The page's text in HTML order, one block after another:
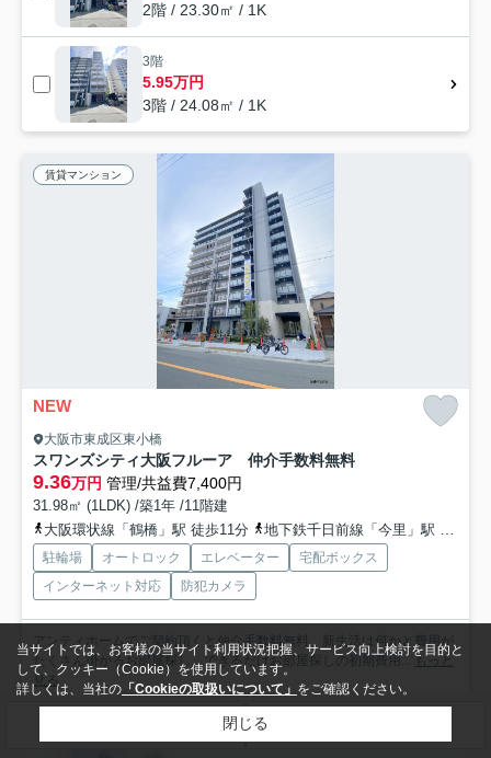
2階 / 23.30㎡ / 1K
3階
5.95万円
3階 / 24.08㎡ / 1K
賃貸マンション
NEW
大阪市東成区東小橋
スワンズシティ大阪フルーア 仲介手数料無料
9.36万円 管理/共益費7,400円
31.98㎡ (1LDK) /築1年 /11階建
大阪環状線「鶴橋」駅 徒歩11分
地下鉄千日前線「今里」駅 徒歩16分
駐輪場 オートロック エレベーター
宅配ボックス
インターネット対応
防犯カメラ
アンティホームでご契約頂くと仲介手数料無料 新生活は何かと費用が
たくさん掛かるお部屋探し。できるだけお部屋探しの初期費用... もっと
見る
当サイトでは、お客様の当サイト利用状況把握、サービス向上検討を目的と
して、クッキー（Cookie）を使用しています。
詳しくは、当社の 「Cookieの取扱いについて」 をご確認ください。
閉じる